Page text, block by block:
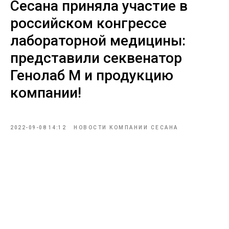
Сесана приняла участие в
российском конгрессе
лабораторной медицины:
представили секвенатор
Генолаб М и продукцию
компании!
2022-09-08 14:12 НОВОСТИ КОМПАНИИ СЕСАНА